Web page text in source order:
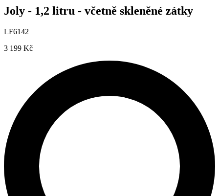
Joly - 1,2 litru - včetně skleněné zátky
LF6142
3 199 Kč